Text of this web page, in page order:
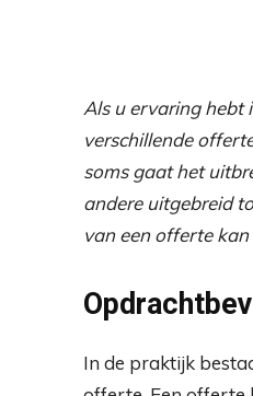
Als u ervaring hebt
verschillende
soms gaat het
andere uitgebreid
van een offerte
In de praktijk